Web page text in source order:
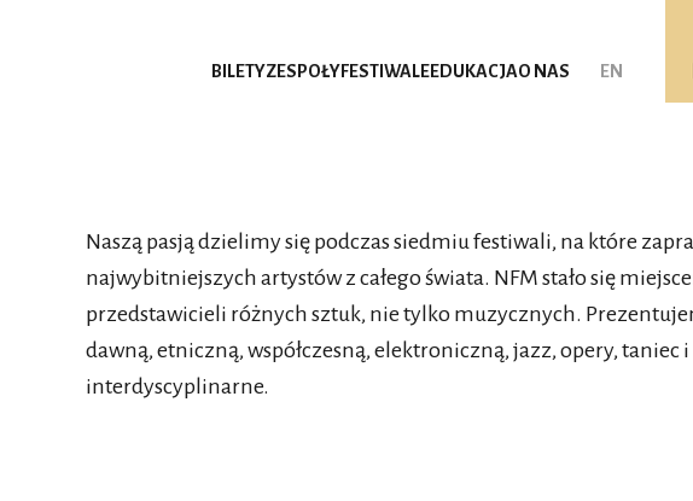
BILETYZESPOŁYFESTIWALEEDUKACJAO NAS EN
Naszą pasją dzielimy się podczas siedmiu festiwali, na które
najwybitniejszych artystów z całego świata. NFM stało się
przedstawicieli różnych sztuk, nie tylko muzycznych.
dawną, etniczną, współczesną, elektroniczną, jazz, opery, taniec
interdyscyplinarne.